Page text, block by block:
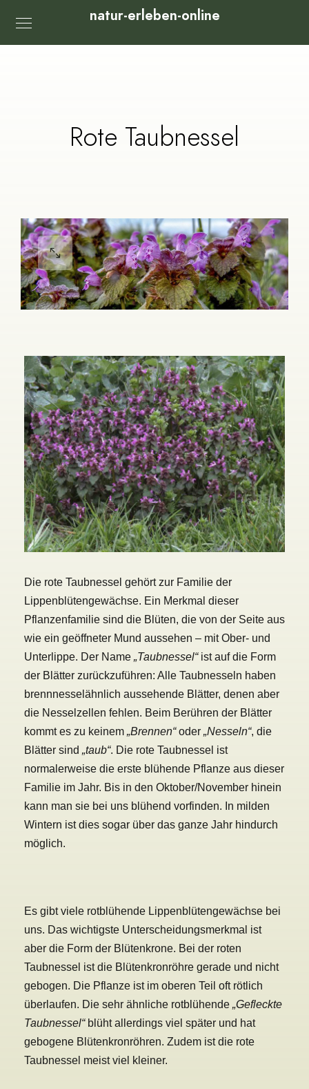
natur-erleben-online
Rote Taubnessel
Die rote Taubnessel gehört zur Familie der
Lippenblütengewächse. Ein Merkmal dieser
Pflanzenfamilie sind die Blüten, die von der Seite aus
wie ein geöffneter Mund aussehen – mit Ober- und
Unterlippe. Der Name „Taubnessel“ist auf die Form
der Blätter zurückzuführen: Alle Taubnesseln haben
brennnesselähnlich aussehende Blätter, denen aber
die Nesselzellen fehlen. Beim Berühren der Blätter
kommt es zu keinem „Brennen“oder „Nesseln“, die
Blätter sind „taub“. Die rote Taubnessel ist
normalerweise die erste blühende Pflanze aus dieser
Familie im Jahr. Bis in den Oktober/November hinein
kann man sie bei uns blühend vorfinden. In milden
Wintern ist dies sogar über das ganze Jahr hindurch
möglich.
Es gibt viele rotblühende Lippenblütengewächse bei
uns. Das wichtigste Unterscheidungsmerkmal ist
aber die Form der Blütenkrone. Bei der roten
Taubnessel ist die Blütenkronröhre gerade und nicht
gebogen. Die Pflanze ist im oberen Teil oft rötlich
überlaufen. Die sehr ähnliche rotblühende „Gefleckte
Taubnessel“blüht allerdings viel später und hat
gebogene Blütenkronröhren. Zudem ist die rote
Taubnessel meist viel kleiner.